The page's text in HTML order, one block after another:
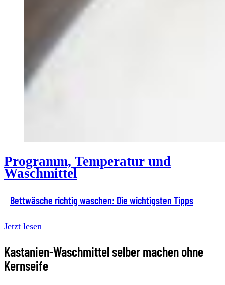
Programm, Temperatur und
Waschmittel
Bettwäsche richtig waschen: Die wichtigsten Tipps
Jetzt lesen
Kastanien-Waschmittel selber machen ohne
Kernseife